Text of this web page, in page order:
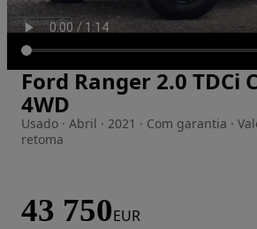
Imagem 1 de 27
Ford Ranger 2.0 TDCi
4WD
Usado · Abril · 2021 · Com garantia ·
retoma
43 750EUR